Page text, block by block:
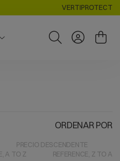
VERTIPROTECT
ORDENAR POR
PRECIO DESCENDENTE
A TO Z
REFERENCE, Z TO A